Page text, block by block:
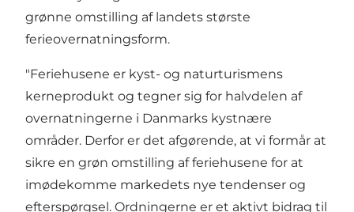
grønne omstilling af landets største
ferieovernatningsform.
"Feriehusene er kyst- og naturturismens
kerneprodukt og tegner sig for halvdelen af
overnatningerne i Danmarks kystnære
områder. Derfor er det afgørende, at vi formår at
sikre en grøn omstilling af feriehusene for at
imødekomme markedets nye tendenser og
efterspørgsel. Ordningerne er et aktivt bidrag til